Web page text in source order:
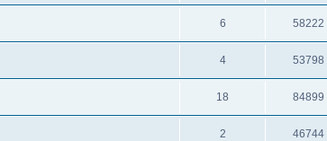
6 58222
4 53798
18 84899
2 46744